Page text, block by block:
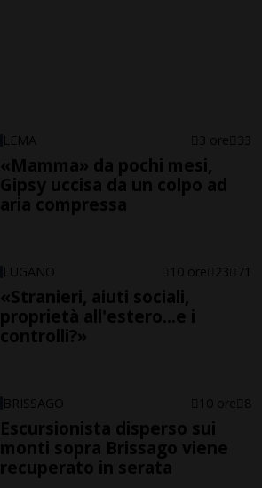
LEMA 3 ore 33
«Mamma» da pochi mesi,
Gipsy uccisa da un colpo ad
aria compressa
LUGANO 10 ore 23 71
«Stranieri, aiuti sociali,
proprietà all'estero...e i
controlli?»
BRISSAGO 10 ore 8
Escursionista disperso sui
monti sopra Brissago viene
recuperato in serata